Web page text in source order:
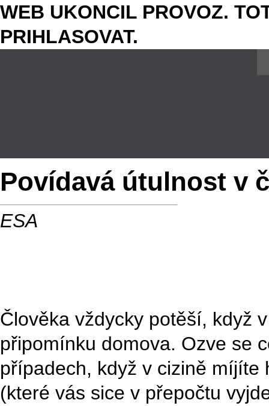
WEB UKONCIL PROVOZ.
PRIHLASOVAT.
Povídavá útulnost v
ESA
Člověka vždycky potěší, když
připomínku domova. Ozve se
případech, když v cizině
(které vás sice v přepočtu